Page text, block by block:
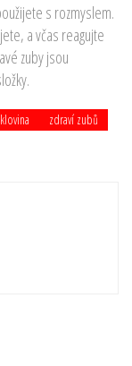
s rozmyslem.
a včas reagujte
zuby jsou
zdraví zubů